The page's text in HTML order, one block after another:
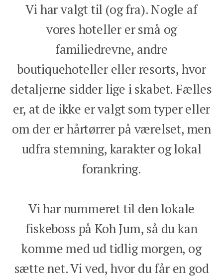
Vi har valgt til (og fra). Nogle af
vores hoteller er små og
familiedrevne, andre
boutiquehoteller eller resorts, hvor
detaljerne sidder lige i skabet. Fælles
er, at de ikke er valgt som typer eller
om der er hårtørrer på værelset, men
udfra stemning, karakter og lokal
forankring.
Vi har nummeret til den lokale
fiskeboss på Koh Jum, så du kan
komme med ud tidlig morgen, og
sætte net. Vi ved, hvor du får en god